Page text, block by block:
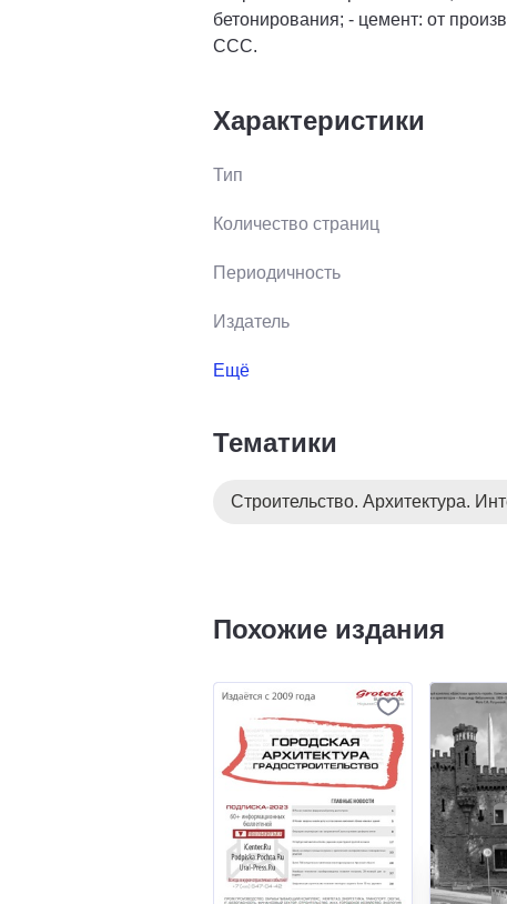
бетонирования; - цемент: от
ССС.
Характеристики
Тип
Количество страниц
Периодичность
Издатель
Ещё
Тематики
Строительство. Архитектура.
Похожие издания